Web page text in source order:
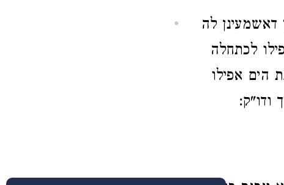
דאשמעינן לה
לכתחלה
הים אפילו
ודו"ק: